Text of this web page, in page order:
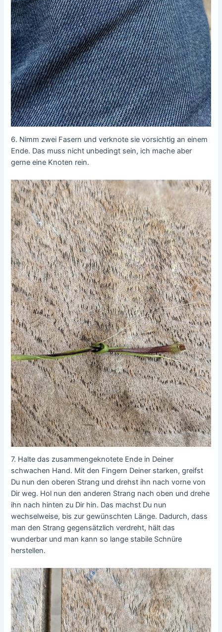
6. Nimm zwei Fasern und verknote sie vorsichtig an einem
Ende. Das muss nicht unbedingt sein, ich mache aber
gerne eine Knoten rein.
7. Halte das zusammengeknotete Ende in Deiner
schwachen Hand. Mit den Fingern Deiner starken, greifst
Du nun den oberen Strang und drehst ihn nach vorne von
Dir weg. Hol nun den anderen Strang nach oben und drehe
ihn nach hinten zu Dir hin. Das machst Du nun
wechselweise, bis zur gewünschten Länge. Dadurch, dass
man den Strang gegensätzlich verdreht, hält das
wunderbar und man kann so lange stabile Schnüre
herstellen.